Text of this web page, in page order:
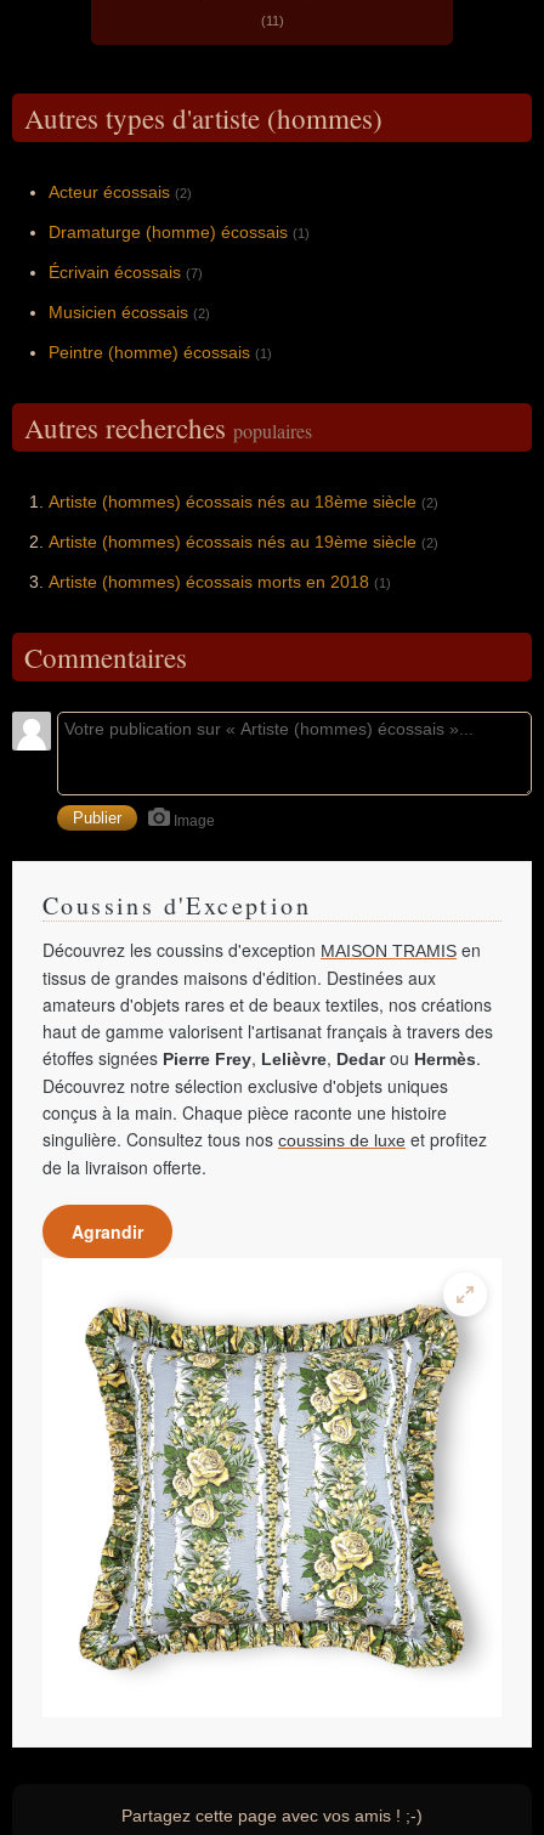
(11)
Autres types d'artiste (hommes)
Acteur écossais (2)
Dramaturge (homme) écossais (1)
Écrivain écossais (7)
Musicien écossais (2)
Peintre (homme) écossais (1)
Autres recherches populaires
Artiste (hommes) écossais nés au 18ème siècle (2)
Artiste (hommes) écossais nés au 19ème siècle (2)
Artiste (hommes) écossais morts en 2018 (1)
Commentaires
Image
Coussins d'Exception
Découvrez les coussins d'exception MAISON TRAMIS en
tissus de grandes maisons d'édition. Destinées aux
amateurs d'objets rares et de beaux textiles, nos créations
haut de gamme valorisent l'artisanat français à travers des
étoffes signées Pierre Frey, Lelièvre, Dedarou Hermès.
Découvrez notre sélection exclusive d'objets uniques
conçus à la main. Chaque pièce raconte une histoire
singulière. Consultez tous nos coussins de luxe et profitez
de la livraison offerte.
Agrandir
Partagez cette page avec vos amis ! ;-)